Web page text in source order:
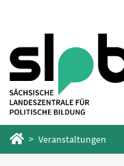
springen
springen
Startseite
Veranstaltungen